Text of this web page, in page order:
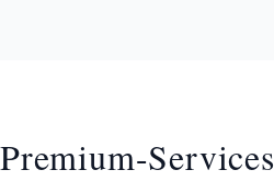
Premium-Services